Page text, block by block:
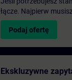
łącze. Najpierw
Podaj ofertę
Ekskluzywne